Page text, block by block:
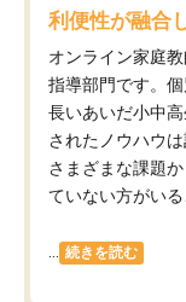
利便性が融合
オンライン家庭
指導部門です。
長いあいだ小中
されたノウハウ
さまざまな課題
ていない方がい
続きを読む